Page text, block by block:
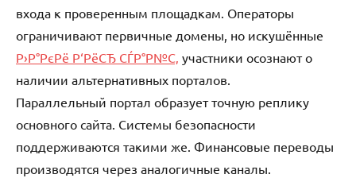
входа к проверенным площадкам. Операторы
ограничивают первичные домены, но искушённые
Р›Р°РєРё Р‘РёСЂ СЃР°Р№С‚ участники осознают о
наличии альтернативных порталов.
Параллельный портал образует точную реплику
основного сайта. Системы безопасности
поддерживаются такими же. Финансовые переводы
производятся через аналогичные каналы.